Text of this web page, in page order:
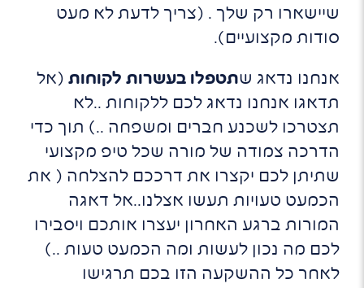
שיישארו רק שלך . (צריך לדעת לא מעט
סודות מקצועיים).
אנחנו נדאג שתטפלו בעשרות לקוחות (אל
תדאגו אנחנו נדאג לכם ללקוחות ..לא
תצטרכו לשכנע חברים ומשפחה ..) תוך כדי
הדרכה צמודה של מורה שכל טיפ מקצועי
שתיתן לכם יקצרו את דרככם להצלחה ( את
הכמעט טעויות תעשו אצלנו..אל דאגה
המורות ברגע האחרון יעצרו אותכם ויסבירו
לכם מה נכון לעשות ומה הכמעט טעות ..)
לאחר כל ההשקעה הזו בכם תרגישו